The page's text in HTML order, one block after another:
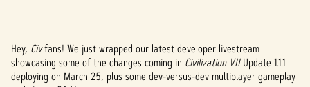
A
Hey, Civfans! We just wrapped our latest developer livestream
showcasing some of the changes coming in Civilization VIIUpdate 1.1.1
deploying on March 25, plus some dev-versus-dev multiplayer gameplay